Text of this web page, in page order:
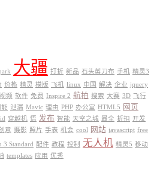
大疆 打折 新品 石头剪刀布 手机 精灵3
价格 精灵 模版 飞机 linux 中国 解决 企业 jquery
视频 软件 免费 Inspire 2 航拍 搜索 大赛 3D 飞行
泄漏 Mavic 理由 PHP 办公室 HTML5 网页
穿越机 悟 发布 智能 天空之城 最全 折扣 开发
意 摄影 照片 手表 机会 cool 网站 javascript free
3 Standard 配件 教程 控制 无人机 精灵5 移动
templates 应用 优秀